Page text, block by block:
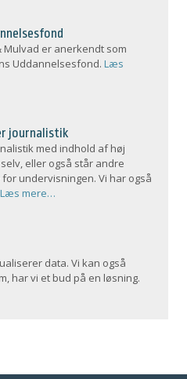
Mulvad er anerkendt som
Uddannelsesfond.Læs
journalistik
med indhold af høj
eller også står andre
undervisningen. Vi har også
Læs mere…
data. Vi kan også
har vi et bud på en løsning.